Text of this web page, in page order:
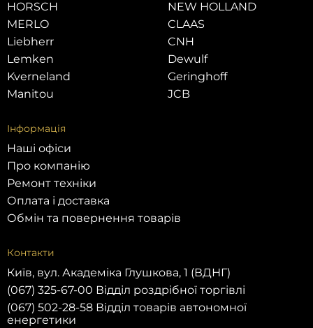
HORSCH
MERLO
Liebherr
Lemken
Kverneland
Manitou
NEW HOLLAND
CLAAS
CNH
Dewulf
Geringhoff
JCB
Інформація
Наші офіси
Про компанію
Ремонт техніки
Оплата і доставка
Обмін та повернення товарів
Контакти
Київ, вул. Академіка Глушкова, 1 (ВДНГ)
(067) 325-67-00 Відділ роздрібної торгівлі
(067) 502-28-58 Відділ товарів автономної
енергетики